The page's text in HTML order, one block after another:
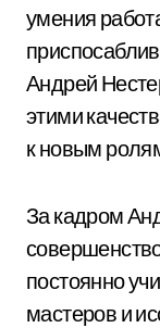
умения
Андрей
этими
к новым
За кадром
постоянно
мастеров и